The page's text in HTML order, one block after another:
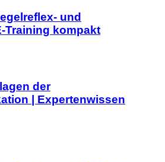
und
Training kompakt
der
| Expertenwissen